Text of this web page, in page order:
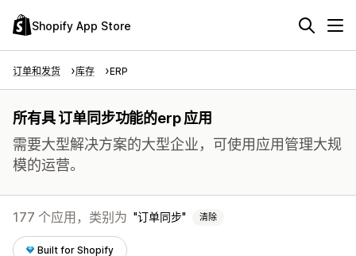
Shopify App Store
订单和发货 库存 ERP
所有具 订单同步功能的erp 应用
需要大型解决方案的大型企业，可使用应用管理大规
模的运营。
177 个应用，类别为 订单同步 清除
Built for Shopify